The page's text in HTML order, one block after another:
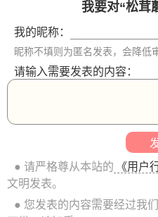
我要对“松茸
我的昵称：
昵称不填则为匿名发表，会降低
请输入需要发表的内容：
● 请严格尊从本站的 《用户
文明发表。
● 您发表的内容需要经过我